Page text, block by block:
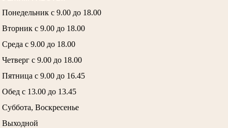
Понедельник с 9.00 до 18.00
Вторник с 9.00 до 18.00
Среда с 9.00 до 18.00
Четверг с 9.00 до 18.00
Пятница с 9.00 до 16.45
Обед с 13.00 до 13.45
Суббота, Воскресенье
Выходной